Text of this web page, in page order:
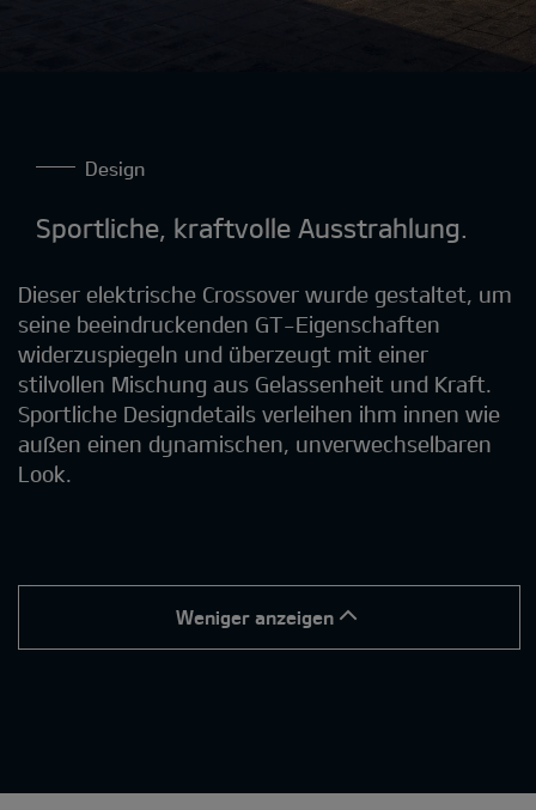
Design
Sportliche, kraftvolle Ausstrahlung.
Dieser elektrische Crossover wurde gestaltet, um
seine beeindruckenden GT-Eigenschaften
widerzuspiegeln und überzeugt mit einer
stilvollen Mischung aus Gelassenheit und Kraft.
Sportliche Designdetails verleihen ihm innen wie
außen einen dynamischen, unverwechselbaren
Look.
Weniger anzeigen